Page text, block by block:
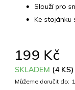
199 Kč
SKLADEM (4 KS)
Můžeme doručit do:
Slouží pro
Ke stojánku